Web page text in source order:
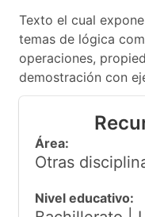
Texto el cual
temas de lógica
operaciones,
demostración con
Área:
Otras
Nivel educativo: